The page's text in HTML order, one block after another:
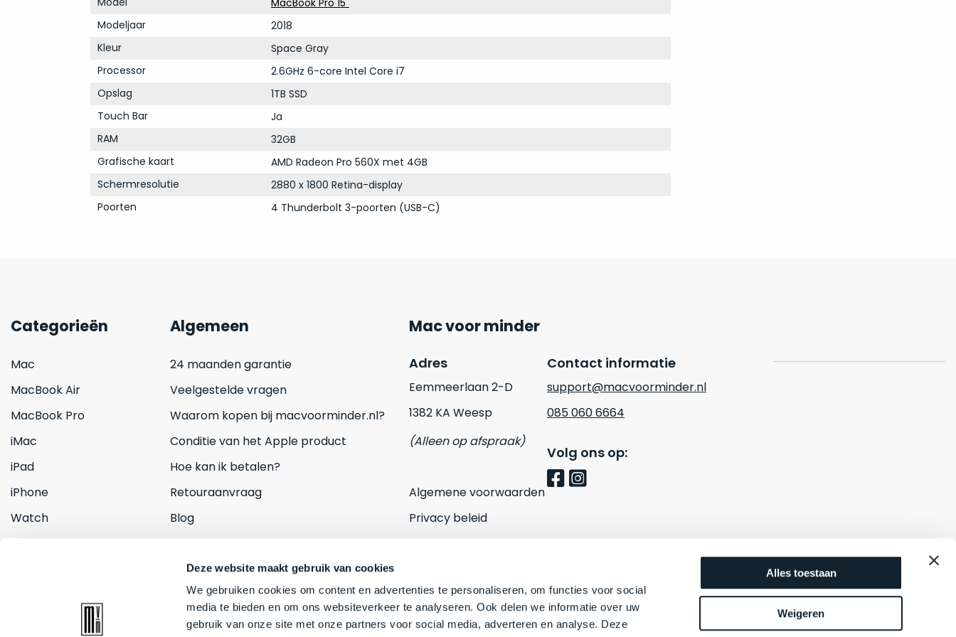
Deze website maakt gebruik van cookies
We gebruiken cookies om content en advertenties te personaliseren, om functies voor social
media te bieden en om ons websiteverkeer te analyseren. Ook delen we informatie over uw
gebruik van onze site met onze partners voor social media, adverteren en analyse. Deze
Alles toestaan
Weigeren
MacBook Pro 15"
Modeljaar
2018
Kleur
Space Gray
Processor
2.6GHz 6-core Intel Core i7
Opslag
1TB SSD
Touch Bar
Ja
RAM
32GB
Grafische kaart
AMD Radeon Pro 560X met 4GB
Schermresolutie
2880 x 1800 Retina-display
Poorten
4 Thunderbolt 3-poorten (USB-C)
Categorieën
Mac
MacBook Air
MacBook Pro
iMac
iPad
iPhone
Watch
Algemeen
24 maanden garantie
Veelgestelde vragen
Waarom kopen bij macvoorminder.nl?
Conditie van het Apple product
Hoe kan ik betalen?
Retouraanvraag
Blog
Mac voor minder
Adres
Eemmeerlaan 2-D
1382 KA Weesp
(Alleen op afspraak)
Algemene voorwaarden
Privacy beleid
Contact informatie
support@macvoorminder.nl
085 060 6664
Volg ons op: